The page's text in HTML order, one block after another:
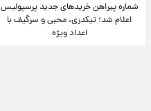
شماره پیراهن خریدهای جدید پرسپولیس
اعلام شد؛ تیکدری، محبی و سرگیف با
اعداد ویژه